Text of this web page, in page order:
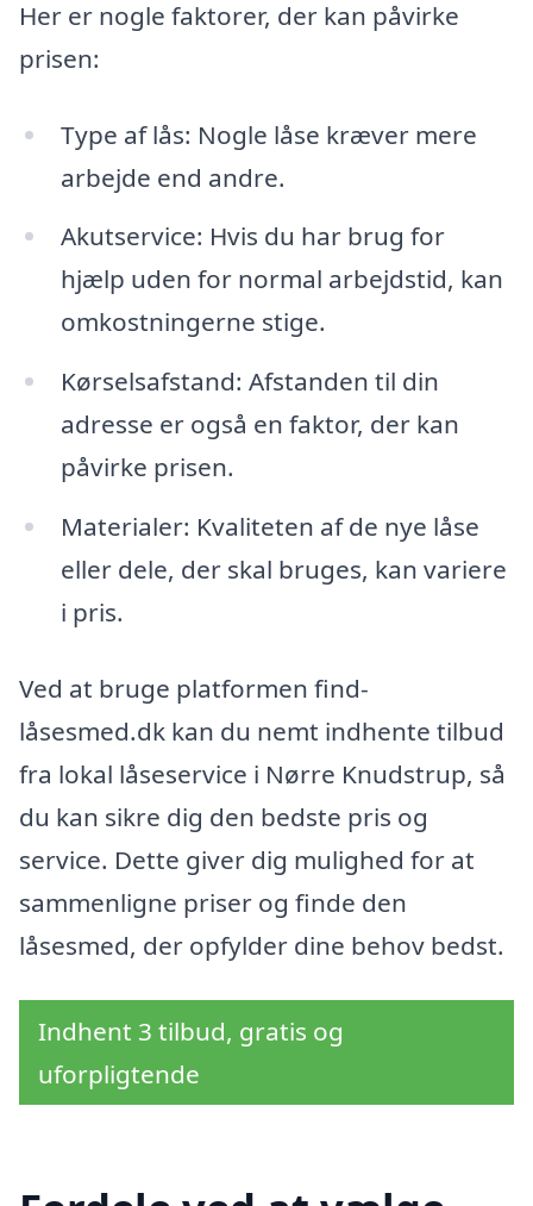
Her er nogle faktorer, der kan påvirke
prisen:
Type af lås: Nogle låse kræver mere
arbejde end andre.
Akutservice: Hvis du har brug for
hjælp uden for normal arbejdstid, kan
omkostningerne stige.
Kørselsafstand: Afstanden til din
adresse er også en faktor, der kan
påvirke prisen.
Materialer: Kvaliteten af de nye låse
eller dele, der skal bruges, kan variere
i pris.
Ved at bruge platformen find-
låsesmed.dk kan du nemt indhente tilbud
fra lokal låseservice i Nørre Knudstrup, så
du kan sikre dig den bedste pris og
service. Dette giver dig mulighed for at
sammenligne priser og finde den
låsesmed, der opfylder dine behov bedst.
Indhent 3 tilbud, gratis og
uforpligtende